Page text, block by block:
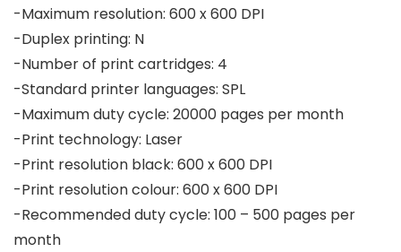
-Maximum resolution: 600 x 600 DPI
-Duplex printing: N
-Number of print cartridges: 4
-Standard printer languages: SPL
-Maximum duty cycle: 20000 pages per month
-Print technology: Laser
-Print resolution black: 600 x 600 DPI
-Print resolution colour: 600 x 600 DPI
-Recommended duty cycle: 100 – 500 pages per
month